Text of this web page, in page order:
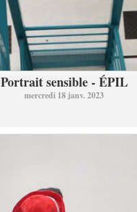
Portrait sensible - ÉPIL
mercredi 18 janv. 2023